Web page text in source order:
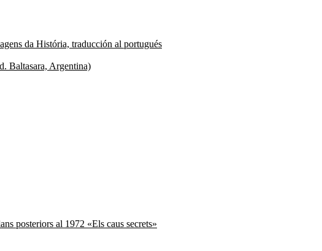
da História, traducción al portugués
Baltasara, Argentina)
posteriors al 1972 «Els caus secrets»